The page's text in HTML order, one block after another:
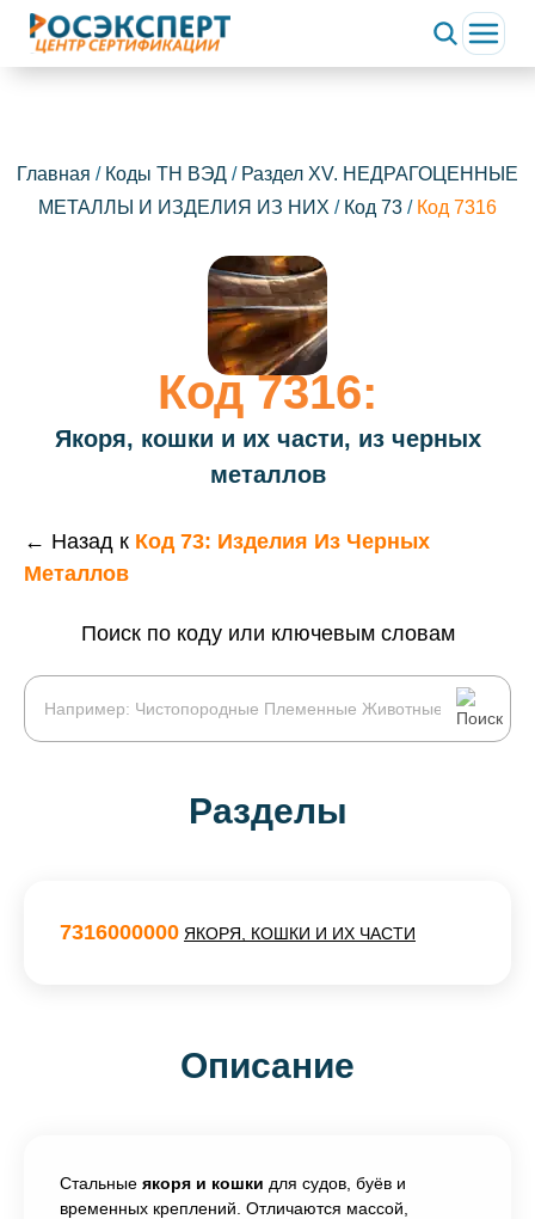
Главная / Коды ТН ВЭД / Раздел XV. НЕДРАГОЦЕННЫЕ
МЕТАЛЛЫ И ИЗДЕЛИЯ ИЗ НИХ / Код 73 / Код 7316
Код 7316:
Якоря, кошки и их части, из черных
металлов
← Назад к Код 73: Изделия Из Черных
Металлов
Поиск по коду или ключевым словам
Разделы
7316000000 ЯКОРЯ, КОШКИ И ИХ ЧАСТИ
Описание
Стальные якоря и кошки для судов, буёв и
временных креплений. Отличаются массой,